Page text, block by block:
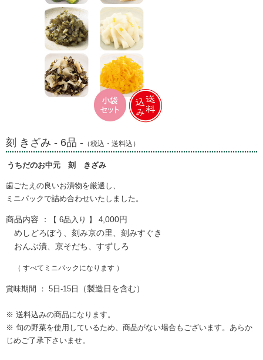
刻 きざみ - 6品 - （税込・送料込）
うちだのお中元 刻 きざみ
歯ごたえの良いお漬物を厳選し、
ミニパックで詰め合わせいたしました。
商品内容 ： 【 6品入り 】 4 ,000円
めしどろぼう、刻み京の里、刻みすぐき
おんぶ漬、京そだち、すずしろ
（ すべて ミニパックになります ）
賞味期間 ： 5日-15日 （製造日を含む）
※ 送料込みの商品になります。
※ 旬の野菜を使用しているため、商品がない場合もございます。あらか
じめご了承下さいませ。